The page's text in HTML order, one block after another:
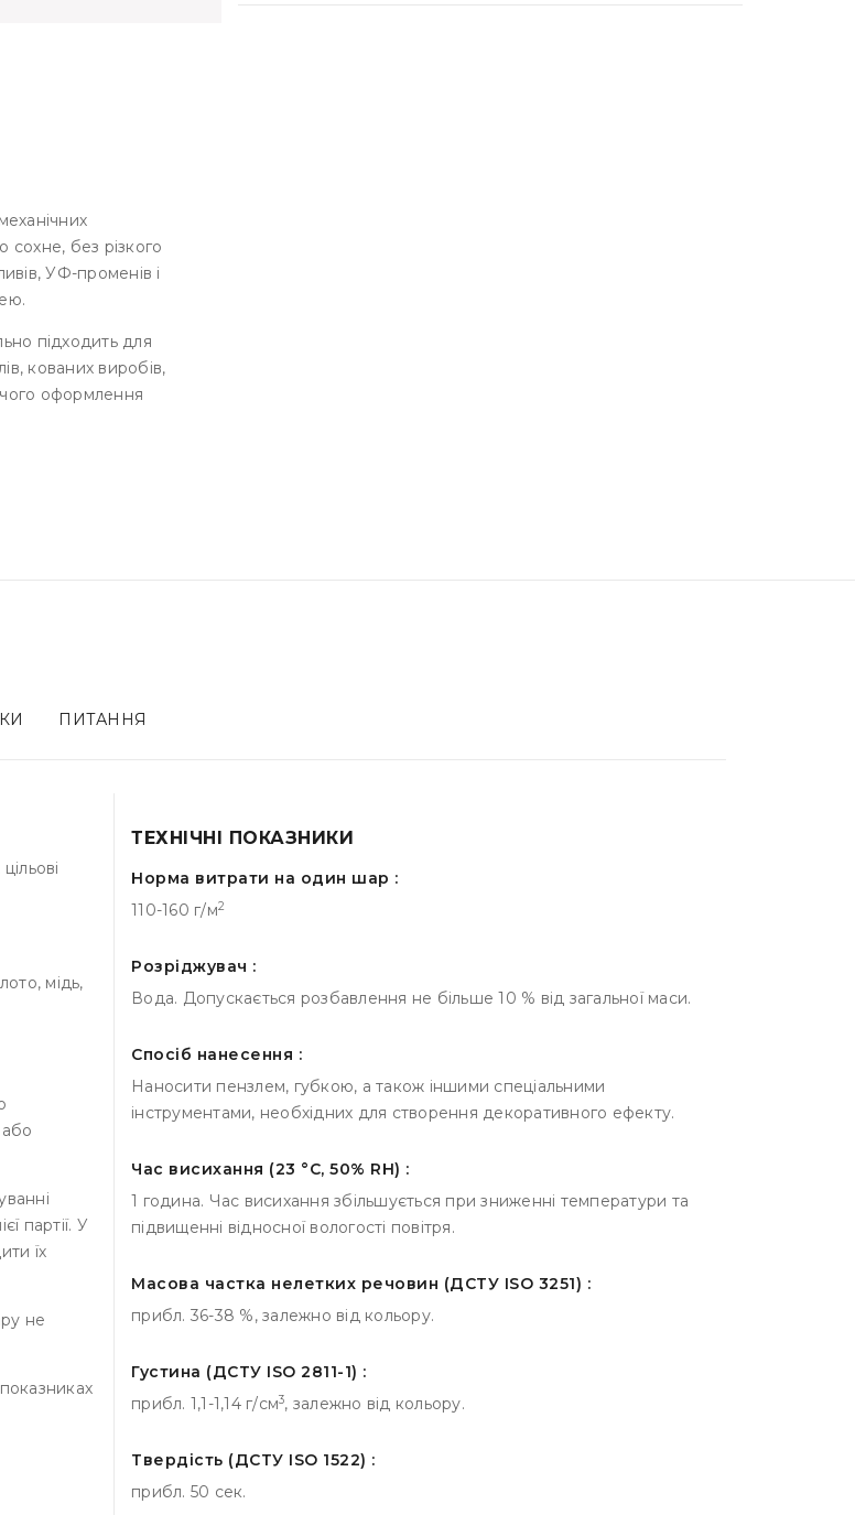
без різкого
УФ-променів і
підходить для
кованих виробів,
оформлення
ПИТАННЯ
мідь,
партії. У
їх
не
ТЕХНІЧНІ ПОКАЗНИКИ
Норма витрати на один шар :
110-160 г/м2
Розріджувач :
Вода. Допускається розбавлення не більше 10 % від загальної маси.
Спосіб нанесення :
Наносити пензлем, губкою, а також іншими спеціальними
інструментами, необхідних для створення декоративного ефекту.
Час висихання (23 °С, 50% RH) :
1 година. Час висихання збільшується при зниженні температури та
підвищенні відносної вологості повітря.
Масова частка нелетких речовин (ДСТУ ISO 3251) :
прибл. 36-38 %, залежно від кольору.
Густина (ДСТУ ISO 2811-1) :
прибл. 1,1-1,14 г/см3, залежно від кольору.
Твердість (ДСТУ ISO 1522) :
прибл. 50 сек.